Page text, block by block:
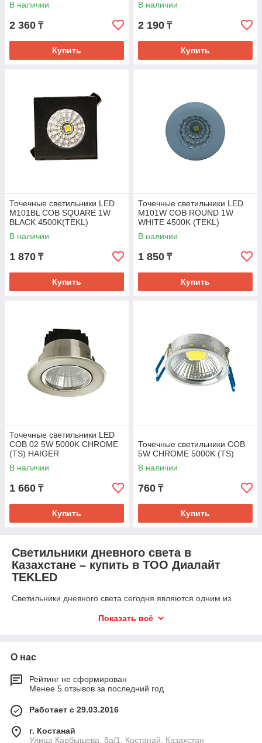
В наличии
2 360 ₸
Купить
В наличии
2 190 ₸
Купить
Точечные светильники LED
M101BL COB SQUARE 1W
BLACK 4500K(TEKL)
В наличии
1 870 ₸
Купить
Точечные светильники LED
M101W COB ROUND 1W
WHITE 4500K (TEKL)
В наличии
1 850 ₸
Купить
Точечные светильники LED
COB 02 5W 5000K CHROME
(TS) HAIGER
В наличии
1 660 ₸
Купить
Точечные светильники COB
5W CHROME 5000K (TS)
В наличии
760 ₸
Купить
Светильники дневного света в
Казахстане – купить в ТОО Диалайт
TEKLED
Светильники дневного света сегодня являются одним из
разного назначения. Они обеспечивают комфортное и
учебы или бытового использования. Такие светильники
производственных объектов, создавая приятную атмосферу
и снижая нагрузку на зрение.
Ассортимент и виды светильников
делей. Можно купить
Показать всё
О нас
Рейтинг не сформирован
Менее 5 отзывов за последний год
Работает с 29.03.2016
г. Костанай
Улица Карбышева, 8а/1, Костанай, Казахстан